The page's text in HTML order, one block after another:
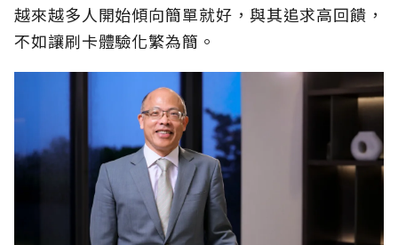
越來越多人開始傾向簡單就好，與其追求高回饋，
不如讓刷卡體驗化繁為簡。